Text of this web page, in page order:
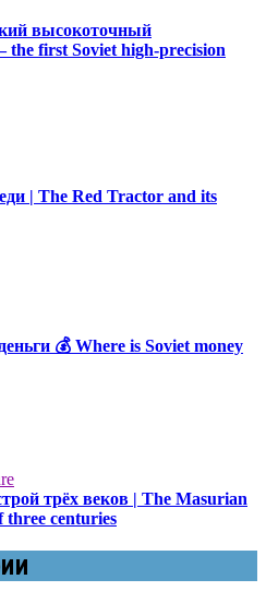
высокоточный
the first Soviet high-precision
| The Red Tractor and its
💰 Where is Soviet money
трёх веков | The Masurian
centuries